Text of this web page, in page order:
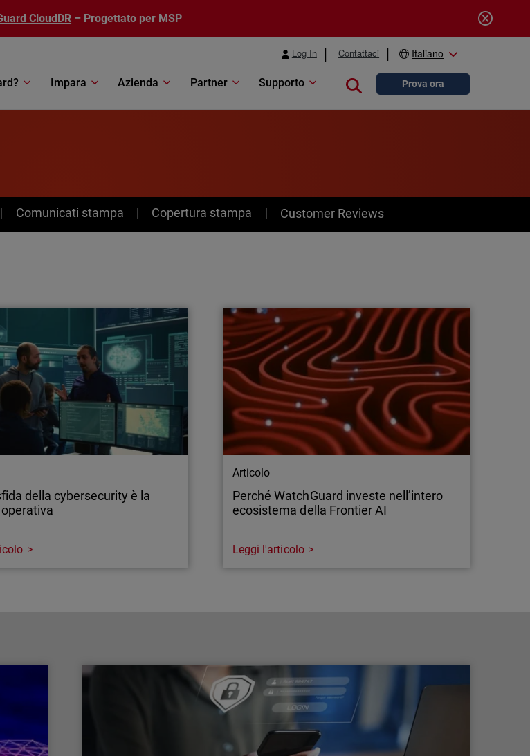
CloudDR – Progettato per MSP
Log In Contattaci Italiano
Impara Azienda Partner Supporto Close searchProva ora
Comunicati stampa Copertura stampa Customer Reviews
della cybersecurity è la
cybersecurity. Analizziamo le
cambiamento e come
Articolo
Perché WatchGuard investe nell’intero
ecosistema della Frontier AI
WatchGuard fornisce strumenti di intelligenza
artificiale all'avanguardia per le nuove
minacce informatiche.
Leggi l'articolo